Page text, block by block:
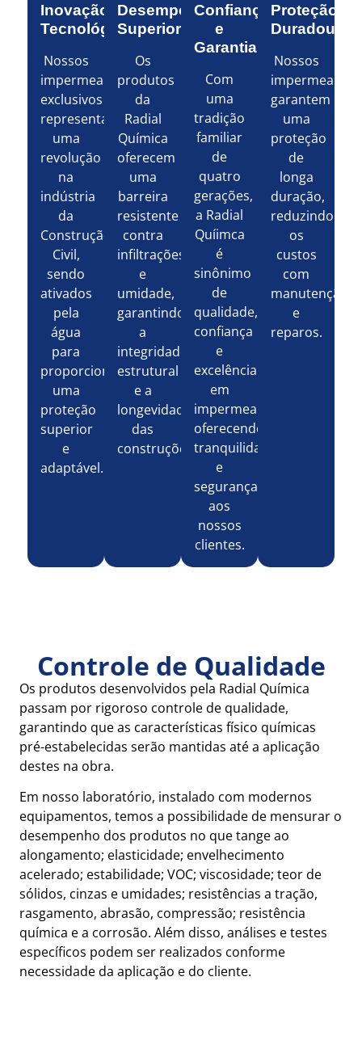
Inovação
Tecnológica
Nossos
impermeabilizantes
exclusivos
representam
uma
revolução
na
indústria
da
Construção
Civil,
sendo
ativados
pela
água
para
proporcionar
uma
proteção
superior
e
adaptável.
Desempenho
Superior
Os
produtos
da
Radial
Química
oferecem
uma
barreira
resistente
contra
infiltrações
e
umidade,
garantindo
a
integridade
estrutural
e a
longevidade
das
construções.
Confiança
e
Garantia
Com
uma
tradição
familiar
de
quatro
gerações,
a Radial
Quíimca
é
sinônimo
de
qualidade,
confiança
e
excelência
em
impermeabilizantes,
oferecendo
tranquilidade
e
segurança
aos
nossos
clientes.
Proteção
Duradoura
Nossos
garantem
uma
proteção
de
longa
duração,
reduzindo
os
custos
com
manutenção
e
reparos.
Controle de Qualidade
Os produtos desenvolvidos pela Radial Química
passam por rigoroso controle de qualidade,
garantindo que as características físico químicas
pré-estabelecidas serão mantidas até a aplicação
destes na obra.
Em nosso laboratório, instalado com modernos
equipamentos, temos a possibilidade de mensurar o
desempenho dos produtos no que tange ao
alongamento; elasticidade; envelhecimento
acelerado; estabilidade; VOC; viscosidade; teor de
sólidos, cinzas e umidades; resistências a tração,
rasgamento, abrasão, compressão; resistência
química e a corrosão. Além disso, análises e testes
específicos podem ser realizados conforme
necessidade da aplicação e do cliente.